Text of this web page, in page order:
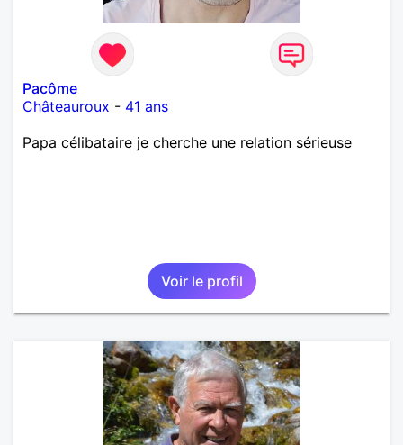
Pacôme
Châteauroux - 41 ans
Papa célibataire je cherche une relation sérieuse
Voir le profil